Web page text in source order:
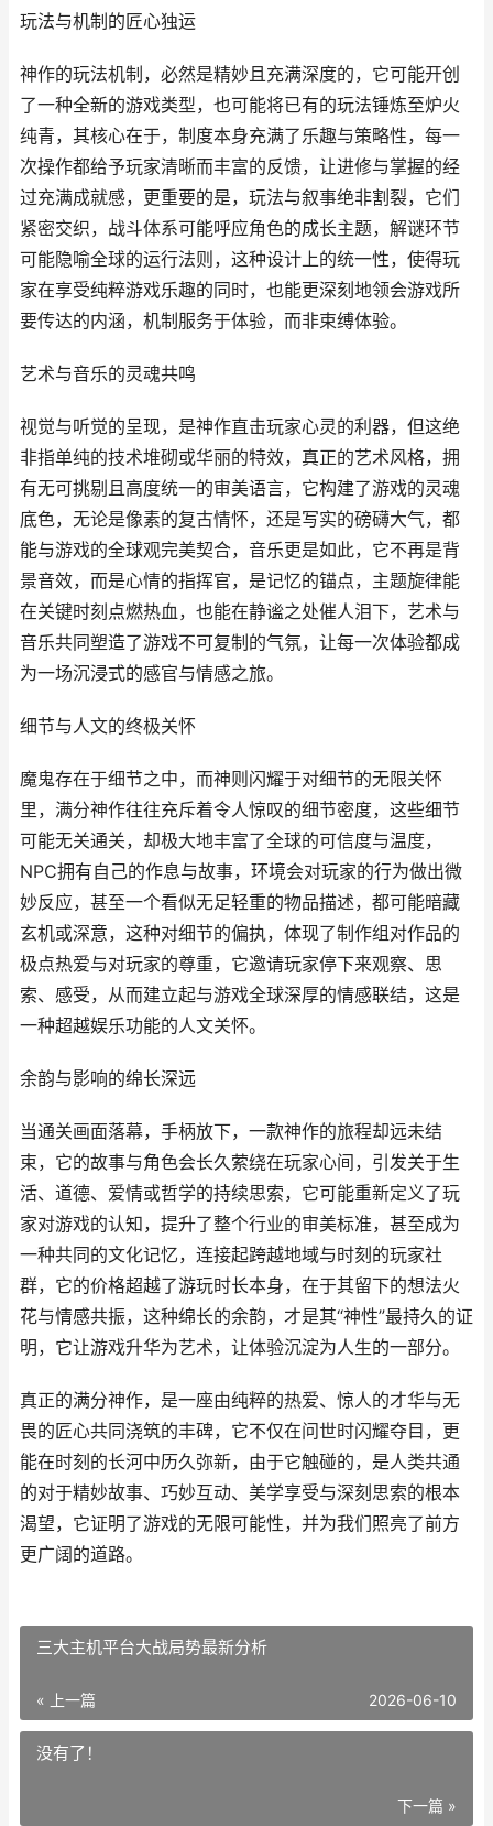
玩法与机制的匠心独运
神作的玩法机制，必然是精妙且充满深度的，它可能开创
了一种全新的游戏类型，也可能将已有的玩法锤炼至炉火
纯青，其核心在于，制度本身充满了乐趣与策略性，每一
次操作都给予玩家清晰而丰富的反馈，让进修与掌握的经
过充满成就感，更重要的是，玩法与叙事绝非割裂，它们
紧密交织，战斗体系可能呼应角色的成长主题，解谜环节
可能隐喻全球的运行法则，这种设计上的统一性，使得玩
家在享受纯粹游戏乐趣的同时，也能更深刻地领会游戏所
要传达的内涵，机制服务于体验，而非束缚体验。
艺术与音乐的灵魂共鸣
视觉与听觉的呈现，是神作直击玩家心灵的利器，但这绝
非指单纯的技术堆砌或华丽的特效，真正的艺术风格，拥
有无可挑剔且高度统一的审美语言，它构建了游戏的灵魂
底色，无论是像素的复古情怀，还是写实的磅礴大气，都
能与游戏的全球观完美契合，音乐更是如此，它不再是背
景音效，而是心情的指挥官，是记忆的锚点，主题旋律能
在关键时刻点燃热血，也能在静谧之处催人泪下，艺术与
音乐共同塑造了游戏不可复制的气氛，让每一次体验都成
为一场沉浸式的感官与情感之旅。
细节与人文的终极关怀
魔鬼存在于细节之中，而神则闪耀于对细节的无限关怀
里，满分神作往往充斥着令人惊叹的细节密度，这些细节
可能无关通关，却极大地丰富了全球的可信度与温度，
NPC拥有自己的作息与故事，环境会对玩家的行为做出微
妙反应，甚至一个看似无足轻重的物品描述，都可能暗藏
玄机或深意，这种对细节的偏执，体现了制作组对作品的
极点热爱与对玩家的尊重，它邀请玩家停下来观察、思
索、感受，从而建立起与游戏全球深厚的情感联结，这是
一种超越娱乐功能的人文关怀。
余韵与影响的绵长深远
当通关画面落幕，手柄放下，一款神作的旅程却远未结
束，它的故事与角色会长久萦绕在玩家心间，引发关于生
活、道德、爱情或哲学的持续思索，它可能重新定义了玩
家对游戏的认知，提升了整个行业的审美标准，甚至成为
一种共同的文化记忆，连接起跨越地域与时刻的玩家社
群，它的价格超越了游玩时长本身，在于其留下的想法火
花与情感共振，这种绵长的余韵，才是其“神性”最持久的证
明，它让游戏升华为艺术，让体验沉淀为人生的一部分。
真正的满分神作，是一座由纯粹的热爱、惊人的才华与无
畏的匠心共同浇筑的丰碑，它不仅在问世时闪耀夺目，更
能在时刻的长河中历久弥新，由于它触碰的，是人类共通
的对于精妙故事、巧妙互动、美学享受与深刻思索的根本
渴望，它证明了游戏的无限可能性，并为我们照亮了前方
更广阔的道路。
三大主机平台大战局势最新分析
« 上一篇 2026-06-10
没有了！
下一篇 »